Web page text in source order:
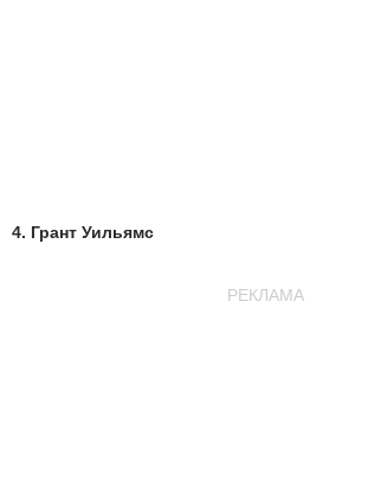
4. Грант Уильямс
РЕКЛАМА